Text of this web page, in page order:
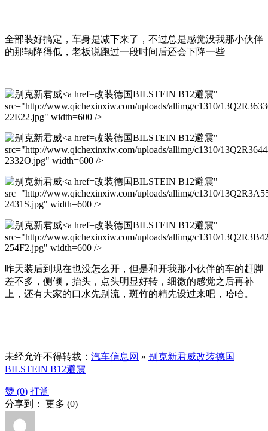
全部装好搞定，车身是减下来了，不过总是感觉没我那小伙伴
的那辆降得低，老板说跑过一段时间后还会下降一些
改装德国BILSTEIN B12避震"
src="http://www.qichexinxiw.com/uploads/allimg/c1310/
22E22.jpg" width=600 />
改装德国BILSTEIN B12避震"
src="http://www.qichexinxiw.com/uploads/allimg/c1310/
2332O.jpg" width=600 />
改装德国BILSTEIN B12避震"
src="http://www.qichexinxiw.com/uploads/allimg/c1310/
2431S.jpg" width=600 />
改装德国BILSTEIN B12避震"
src="http://www.qichexinxiw.com/uploads/allimg/c1310/
254F2.jpg" width=600 />
昨天装后到现在也没怎么开，但是和开我那小伙伴的车的赶脚
差不多，侧倾，抬头，点头明显好转，细微的感觉之后再补
上，还有大家的口水先别流，斑竹的精先设过来吧，哈哈。
未经允许不得转载： 汽车信息网 » 别克新君威改装德国
BILSTEIN B12避震
赞 (0) 打赏
分享到： 更多 (0)